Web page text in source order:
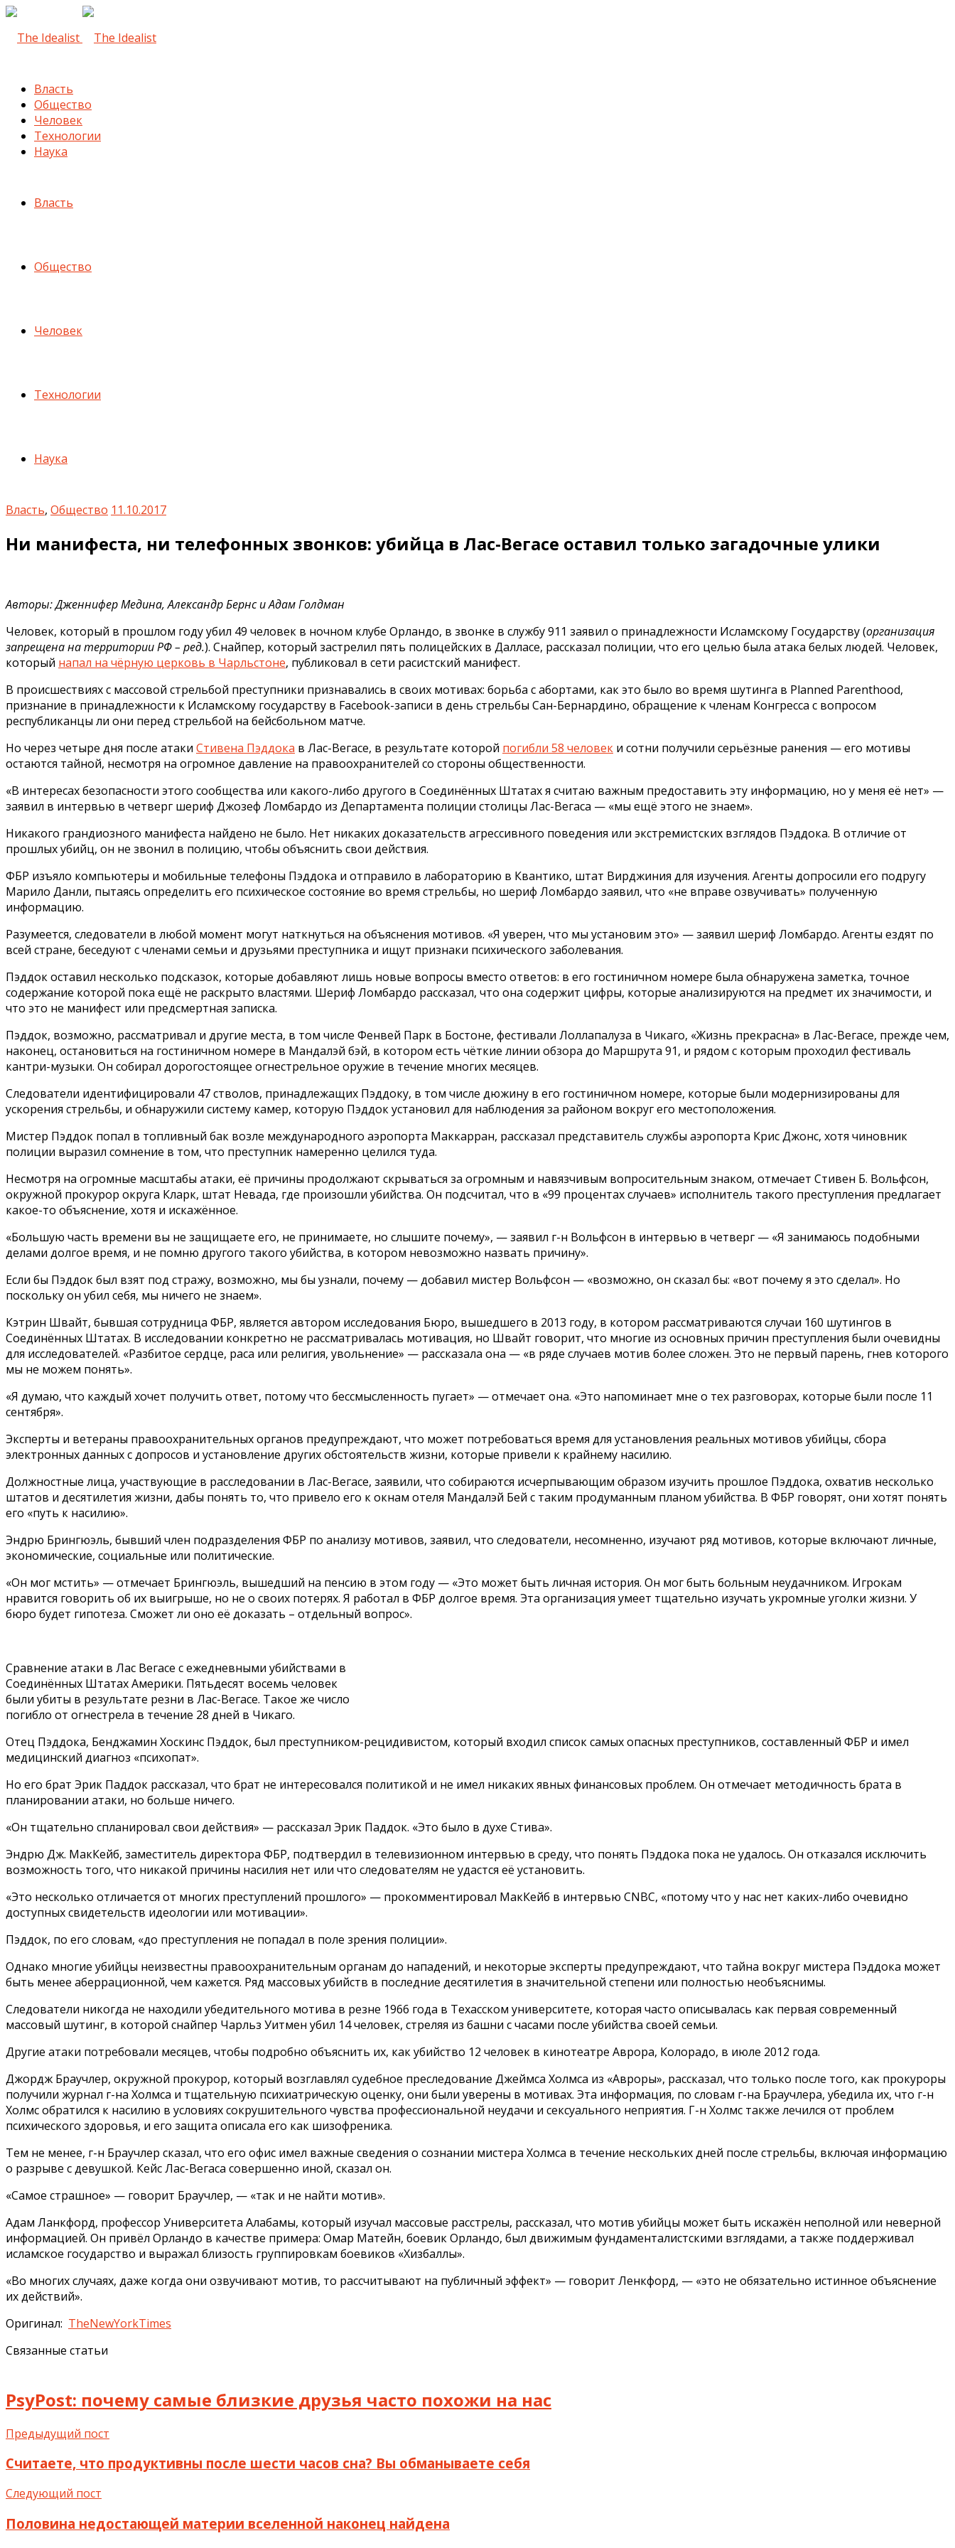
Власть
Общество
Человек
Технологии
Наука
Власть
Общество
Человек
Технологии
Наука
Власть, Общество 11.10.2017
Ни манифеста, ни телефонных звонков: убийца в Лас-Вегасе оставил только загадочные улики
Авторы: Дженнифер Медина, Александр Бернс и Адам Голдман
Человек, который в прошлом году убил 49 человек в ночном клубе Орландо, в звонке в службу 911 заявил о принадлежности Исламскому Государству (организация
запрещена на территории РФ – ред.). Снайпер, который застрелил пять полицейских в Далласе, рассказал полиции, что его целью была атака белых людей. Человек,
который напал на чёрную церковь в Чарльстоне, публиковал в сети расистский манифест.
В происшествиях с массовой стрельбой преступники признавались в своих мотивах: борьба с абортами, как это было во время шутинга в Planned Parenthood,
признание в принадлежности к Исламскому государству в ​​Facebook-записи в день стрельбы Сан-Бернардино, обращение к членам Конгресса с вопросом
республиканцы ли они перед стрельбой на бейсбольном матче.
Но через четыре дня после атаки Стивена Пэддока в Лас-Вегасе, в результате которой погибли 58 человек и сотни получили серьёзные ранения — его мотивы
остаются тайной, несмотря на огромное давление на правоохранителей со стороны общественности.
«В интересах безопасности этого сообщества или какого-либо другого в Соединённых Штатах я считаю важным предоставить эту информацию, но у меня её нет» —
заявил в интервью в четверг шериф Джозеф Ломбардо из Департамента полиции столицы Лас-Вегаса — «мы ещё этого не знаем».
Никакого грандиозного манифеста найдено не было. Нет никаких доказательств агрессивного поведения или экстремистских взглядов Пэддока. В отличие от
прошлых убийц, он не звонил в полицию, чтобы объяснить свои действия.
ФБР изъяло компьютеры и мобильные телефоны Пэддока и отправило в лабораторию в Квантико, штат Вирджиния для изучения. Агенты допросили его подругу
Марило Данли, пытаясь определить его психическое состояние во время стрельбы, но шериф Ломбардо заявил, что «не вправе озвучивать» полученную
информацию.
Разумеется, следователи в любой момент могут наткнуться на объяснения мотивов. «Я уверен, что мы установим это» — заявил шериф Ломбардо. Агенты ездят по
всей стране, беседуют с членами семьи и друзьями преступника и ищут признаки психического заболевания.
Пэддок оставил несколько подсказок, которые добавляют лишь новые вопросы вместо ответов: в его гостиничном номере была обнаружена заметка, точное
содержание которой пока ещё не раскрыто властями. Шериф Ломбардо рассказал, что она содержит цифры, которые анализируются на предмет их значимости, и
что это не манифест или предсмертная записка.
Пэддок, возможно, рассматривал и другие места, в том числе Фенвей Парк в Бостоне, фестивали Лоллапалуза в Чикаго, «Жизнь прекрасна» в Лас-Вегасе, прежде чем,
наконец, остановиться на гостиничном номере в Мандалэй бэй, в котором есть чёткие линии обзора до Маршрута 91, и рядом с которым проходил фестиваль
кантри-музыки. Он собирал дорогостоящее огнестрельное оружие в течение многих месяцев.
Следователи идентифицировали 47 стволов, принадлежащих Пэддоку, в том числе дюжину в его гостиничном номере, которые были модернизированы для
ускорения стрельбы, и обнаружили систему камер, которую Пэддок установил для наблюдения за районом вокруг его местоположения.
Мистер Пэддок попал в топливный бак возле международного аэропорта Маккарран, рассказал представитель службы аэропорта Крис Джонс, хотя чиновник
полиции выразил сомнение в том, что преступник намеренно целился туда.
Несмотря на огромные масштабы атаки, её причины продолжают скрываться за огромным и навязчивым вопросительным знаком, отмечает Стивен Б. Вольфсон,
окружной прокурор округа Кларк, штат Невада, где произошли убийства. Он подсчитал, что в «99 процентах случаев» исполнитель такого преступления предлагает
какое-то объяснение, хотя и искажённое.
«Большую часть времени вы не защищаете его, не принимаете, но слышите почему», — заявил г-н Вольфсон в интервью в четверг — «Я занимаюсь подобными
делами долгое время, и не помню другого такого убийства, в котором невозможно назвать причину».
Если бы Пэддок был взят под стражу, возможно, мы бы узнали, почему — добавил мистер Вольфсон — «возможно, он сказал бы: «вот почему я это сделал». Но
поскольку он убил себя, мы ничего не знаем».
Кэтрин Швайт, бывшая сотрудница ФБР, является автором исследования Бюро, вышедшего в 2013 году, в котором рассматриваются случаи 160 шутингов в
Соединённых Штатах. В исследовании конкретно не рассматривалась мотивация, но Швайт говорит, что многие из основных причин преступления были очевидны
для исследователей. «Разбитое сердце, раса или религия, увольнение» — рассказала она — «в ряде случаев мотив более сложен. Это не первый парень, гнев которого
мы не можем понять».
«Я думаю, что каждый хочет получить ответ, потому что бессмысленность пугает» — отмечает она. «Это напоминает мне о тех разговорах, которые были после 11
сентября».
Эксперты и ветераны правоохранительных органов предупреждают, что может потребоваться время для установления реальных мотивов убийцы, сбора
электронных данных с допросов и установление других обстоятельств жизни, которые привели к крайнему насилию.
Должностные лица, участвующие в расследовании в Лас-Вегасе, заявили, что собираются исчерпывающим образом изучить прошлое Пэддока, охватив несколько
штатов и десятилетия жизни, дабы понять то, что привело его к окнам отеля Мандалэй Бей с таким продуманным планом убийства. В ФБР говорят, они хотят понять
его «путь к насилию».
Эндрю Брингюэль, бывший член подразделения ФБР по анализу мотивов, заявил, что следователи, несомненно, изучают ряд мотивов, которые включают личные,
экономические, социальные или политические.
«Он мог мстить» — отмечает Брингюэль, вышедший на пенсию в этом году — «Это может быть личная история. Он мог быть больным неудачником. Игрокам
нравится говорить об их выигрыше, но не о своих потерях. Я работал в ФБР долгое время. Эта организация умеет тщательно изучать укромные уголки жизни. У
бюро будет гипотеза. Сможет ли оно её доказать – отдельный вопрос».
Сравнение атаки в Лас Вегасе с ежедневными убийствами в
Соединённых Штатах Америки. Пятьдесят восемь человек
были убиты в результате резни в Лас-Вегасе. Такое же число
погибло от огнестрела в течение 28 дней в Чикаго.
Отец Пэддока, Бенджамин Хоскинс Пэддок, был преступником-рецидивистом, который входил список самых опасных преступников, составленный ФБР и имел
медицинский диагноз «психопат».
Но его брат Эрик Паддок рассказал, что брат не интересовался политикой и не имел никаких явных финансовых проблем. Он отмечает методичность брата в
планировании атаки, но больше ничего.
«Он тщательно спланировал свои действия» — рассказал Эрик Паддок. «Это было в духе Стива».
Эндрю Дж. МакКейб, заместитель директора ФБР, подтвердил в телевизионном интервью в среду, что понять Пэддока пока не удалось. Он отказался исключить
возможность того, что никакой причины насилия нет или что следователям не удастся её установить.
«Это несколько отличается от многих преступлений прошлого» — прокомментировал МакКейб в интервью CNBC, «потому что у нас нет каких-либо очевидно
доступных свидетельств идеологии или мотивации».
Пэддок, по его словам, «до преступления не попадал в поле зрения полиции».
Однако многие убийцы неизвестны правоохранительным органам до нападений, и некоторые эксперты предупреждают, что тайна вокруг мистера Пэддока может
быть менее аберрационной, чем кажется. Ряд массовых убийств в последние десятилетия в значительной степени или полностью необъяснимы.
Следователи никогда не находили убедительного мотива в резне 1966 года в Техасском университете, которая часто описывалась как первая современный
массовый шутинг, в которой снайпер Чарльз Уитмен убил 14 человек, стреляя из башни с часами после убийства своей семьи.
Другие атаки потребовали месяцев, чтобы подробно объяснить их, как убийство 12 человек в кинотеатре Аврора, Колорадо, в июле 2012 года.
Джордж Браучлер, окружной прокурор, который возглавлял судебное преследование Джеймса Холмса из «Авроры», рассказал, что только после того, как прокуроры
получили журнал г-на Холмса и тщательную психиатрическую оценку, они были уверены в мотивах. Эта информация, по словам г-на Браучлера, убедила их, что г-н
Холмс обратился к насилию в условиях сокрушительного чувства профессиональной неудачи и сексуального неприятия. Г-н Холмс также лечился от проблем
психического здоровья, и его защита описала его как шизофреника.
Тем не менее, г-н Браучлер сказал, что его офис имел важные сведения о сознании мистера Холмса в течение нескольких дней после стрельбы, включая информацию
о разрыве с девушкой. Кейс Лас-Вегаса совершенно иной, сказал он.
«Самое страшное» — говорит Браучлер, — «так и не найти мотив».
Адам Ланкфорд, профессор Университета Алабамы, который изучал массовые расстрелы, рассказал, что мотив убийцы может быть искажён неполной или неверной
информацией. Он привёл Орландо в качестве примера: Омар Матейн, боевик Орландо, был движимым фундаменталистскими взглядами, а также поддерживал
исламское государство и выражал близость группировкам боевиков «Хизбаллы».
«Во многих случаях, даже когда они озвучивают мотив, то рассчитывают на публичный эффект» — говорит Ленкфорд, — «это не обязательно истинное объяснение
их действий».
Оригинал: TheNewYorkTimes
Связанные статьи
PsyPost: почему самые близкие друзья часто похожи на нас
Предыдущий пост
Считаете, что продуктивны после шести часов сна? Вы обманываете себя
Следующий пост
Половина недостающей материи вселенной наконец найдена